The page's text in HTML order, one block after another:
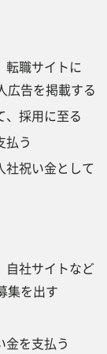
転職サイトに
広告を掲載する
、採用に至る
払う
社祝い金として
自社サイトなど
集を出す
を支払う